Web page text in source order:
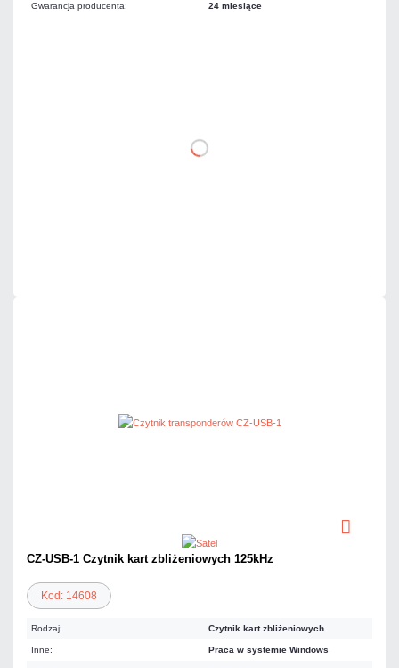
Gwarancja producenta: 24 miesiące
DO KOSZYKA
CZ-USB-1 Czytnik kart zbliżeniowych 125kHz
Kod: 14608
Rodzaj: Czytnik kart zbliżeniowych
Inne: Praca w systemie Windows